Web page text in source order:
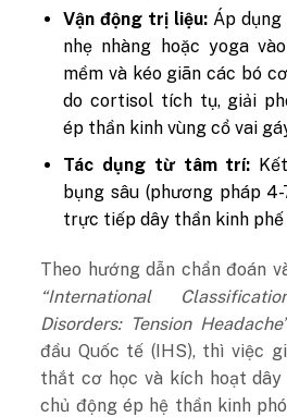
Vận động trị liệu: Áp
nhẹ nhàng hoặc yoga
mềm và kéo giãn các bó
do cortisol tích tụ, giải
ép thần kinh vùng cổ vai
Tác dụng từ tâm trí:
bụng sâu (phương pháp
trực tiếp dây thần kinh phế
Theo hướng dẫn chẩn đoán
“International
Disorders: Tension
đầu Quốc tế (IHS), thì việc
thắt cơ học và kích hoạt
chủ động ép hệ thần kinh